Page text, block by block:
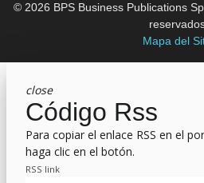
© 2026 BPS Business Publications
Mapa del
close
Código Rss
Para copiar el enlace RSS en el
haga clic en el botón.
RSS link